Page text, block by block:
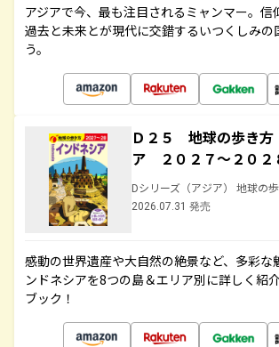
アジアで今、最も注目されるミャンマー。信
過去と未来とが現代に交錯するいつくしみの
う。
Ｄ２５ 地球の歩き
ア ２０２７～２０２
Dシリーズ（アジア） 地球の
2026.07.31 発売
感動の世界遺産や大自然の絶景など、多彩な
ンドネシアを8つの島＆エリア別に詳しく紹
ブック！